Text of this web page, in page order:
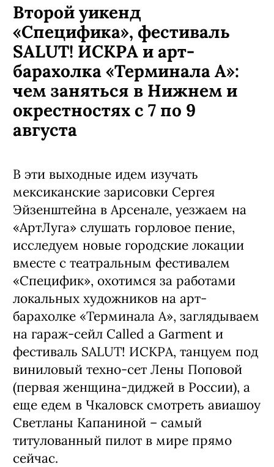
Второй уикенд
«Специфика», фестиваль
SALUT! ИСКРА и арт-
барахолка «Терминала А»:
чем заняться в Нижнем и
окрестностях с 7 по 9
августа
В эти выходные идем изучать
мексиканские зарисовки Сергея
Эйзенштейна в Арсенале, уезжаем на
«АртЛуга» слушать горловое пение,
исследуем новые городские локации
вместе с театральным фестивалем
«Специфик», охотимся за работами
локальных художников на арт-
барахолке «Терминала А», заглядываем
на гараж-сейл Called a Garment и
фестиваль SALUT! ИСКРА, танцуем под
виниловый техно-сет Лены Поповой
(первая женщина-диджей в России), а
еще едем в Чкаловск смотреть авиашоу
Светланы Капаниной – самый
титулованный пилот в мире прямо
сейчас.